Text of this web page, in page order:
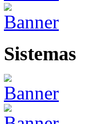
Sistemas